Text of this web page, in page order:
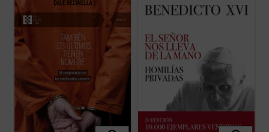
Recinella nos invita a ver lo que casi nadie
quiere mirar: el rostro humano detrás de
una sentencia, el clamor que ningún
tribunal alcanza a oír. Mientras el tiempo se
acerca a su final, él permanece junto ...
(ver
ficha)
libertad de espíritu de Joseph Ratzinger
resplandecen plenamente en estas
actualidad de la vida del creyente. ...
ficha)